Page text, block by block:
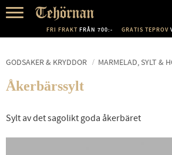
FRI FRAKT FRÅN 700:- GRATIS TEPROV
GODSAKER & KRYDDOR MARMELAD, SYLT &
Åkerbärssylt
Sylt av det sagolikt goda åkerbäret